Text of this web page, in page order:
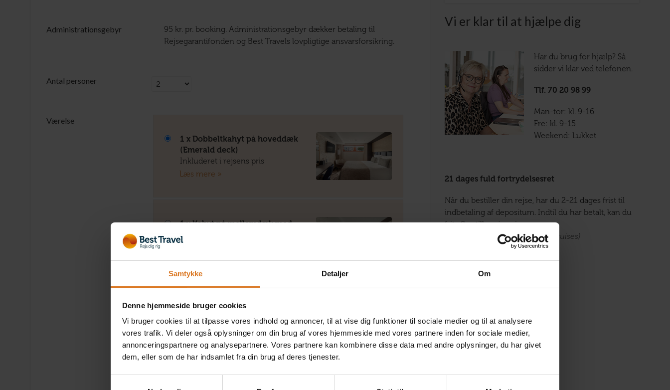
Samtykke Detaljer Om
Denne hjemmeside bruger cookies
Vi bruger cookies til at tilpasse vores indhold og annoncer, til at vise dig funktioner til sociale medier og til at analysere
vores trafik. Vi deler også oplysninger om din brug af vores hjemmeside med vores partnere inden for sociale medier,
annonceringspartnere og analysepartnere. Vores partnere kan kombinere disse data med andre oplysninger, du har givet
dem, eller som de har indsamlet fra din brug af deres tjenester.
Administrationsgebyr
95 kr. pr. booking. Administrationsgebyr dækker betaling til
Rejsegarantifonden og Best Travels lovpligtige ansvarsforsikring.
Antal personer
Værelse
1 x Dobbeltkahyt på hoveddæk
(Emerald deck)
Inkluderet i rejsens pris
Læs mere »
1 x Kahyt på mellemdæk med
fransk altan (Ruby Deck)
+DKK 1.850 pr. person
Læs mere »
1 x Kahyt på øvre dæk med fransk
altan (Diamond Deck)
+DKK 2.500 pr. person
Læs mere »
Vi er klar til at hjælpe dig
Har du brug for hjælp? Så
sidder vi klar ved telefonen.
Tlf. 70 20 98 99
Man-tor: kl. 9-16
Fre: kl. 9-15
Weekend: Lukket
21 dages fuld fortrydelsesret
Når du bestiller din rejse, har du 2-21 dages frist til
indbetaling af depositum. Indtil du har betalt, kan du
frit afbestille rejsen igen.
(Gælder ikke rejser med MSC Cruises)